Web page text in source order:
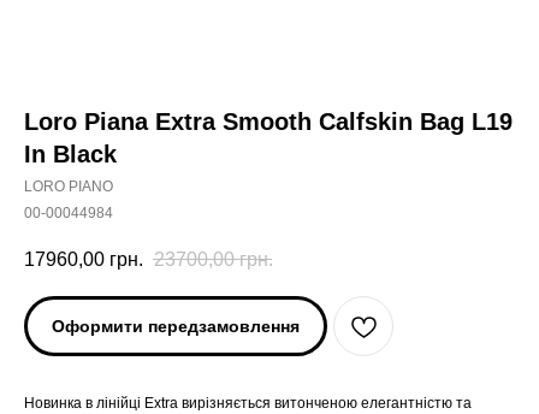
Loro Piana Extra Smooth Calfskin Bag L19
In Black
LORO PIANO
00-00044984
17960,00 грн. 23700,00 грн.
Оформити передзамовлення
Новинка в лінійці Extra вирізняється витонченою елегантністю та